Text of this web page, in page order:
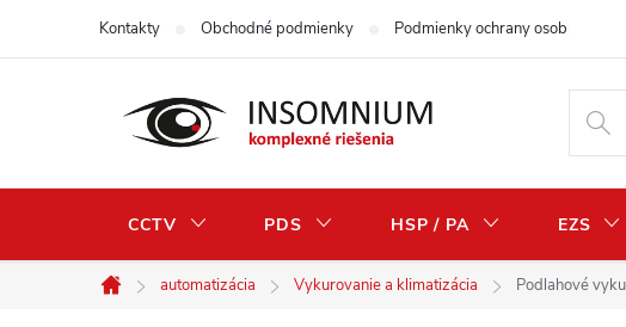
Kontakty Obchodné podmienky Podmienky ochrany osobných
CCTV PDS HSP / PA EZS
Home
automatizácia Vykurovanie a klimatizácia Podlahové